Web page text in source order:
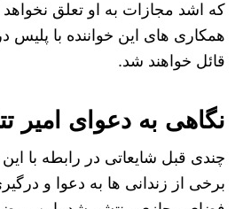
که اشد مجازات به او تعلق
همکاری‌ های این خواننده با پلیس
قائل خواهند شد.
نگاهی به دعوای امیر
چندی قبل شایعاتی در رابطه با این
برخی از زندانی‌ ها به دعوا و